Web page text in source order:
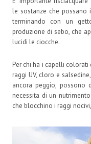
le sostanze che possano
terminando con un
produzione di sebo, che
lucidi le ciocche.
Per chi ha i capelli
raggi UV, cloro e
ancora peggio, possono
necessita di un
che blocchino i raggi